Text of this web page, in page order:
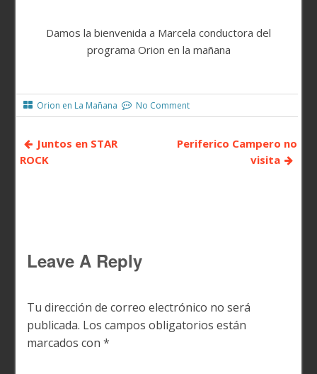
Damos la bienvenida a Marcela conductora del
programa Orion en la mañana
Orion en La Mañana No Comment
Juntos en STAR
ROCK
Periferico Campero no
visita
Leave A Reply
Tu dirección de correo electrónico no será
publicada. Los campos obligatorios están
marcados con*